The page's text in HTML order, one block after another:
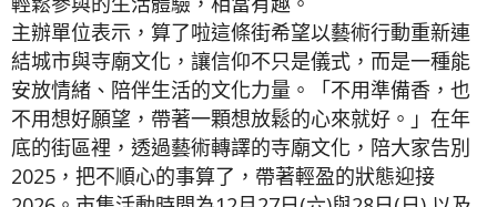
主辦單位表示，算了啦這條街希望以藝術行動重新連
結城市與寺廟文化，讓信仰不只是儀式，而是一種能
安放情緒、陪伴生活的文化力量。「不用準備香，也
不用想好願望，帶著一顆想放鬆的心來就好。」在年
底的街區裡，透過藝術轉譯的寺廟文化，陪大家告別
2025，把不順心的事算了，帶著輕盈的狀態迎接